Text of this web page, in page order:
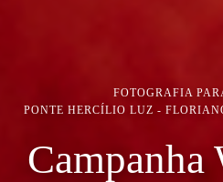
FOTOGRAFIA
PONTE HERCÍLIO LUZ -
Campanha